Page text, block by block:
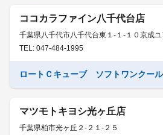
ココカラファイン八千代台店
千葉県八千代市八千代台東１-１-１０京成
TEL: 047-484-1995
ロートＣキューブ ソフトワンクール
マツモトキヨシ光ヶ丘店
千葉県柏市光ヶ丘２-２１-２５